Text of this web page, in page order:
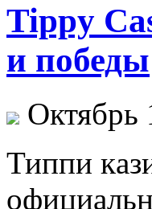
Tippy
и победы
Октябрь
Типпи